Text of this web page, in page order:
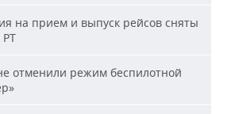
на прием и выпуск рейсов сняты
РТ
отменили режим беспилотной